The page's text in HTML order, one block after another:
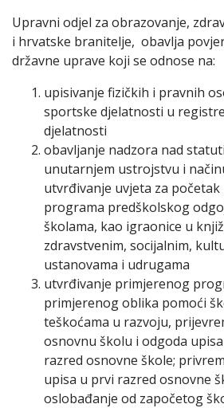
Upravni odjel za obrazovanje,
i hrvatske branitelje, obavlja
državne uprave koji se odnose na:
upisivanje fizičkih i pravnih
sportske djelatnosti u
djelatnosti
obavljanje nadzora nad
unutarnjem ustrojstvu i
utvrđivanje uvjeta za
programa predškolskog
školama, kao igraonice u
zdravstvenim, socijalnim,
ustanovama i udrugama
utvrđivanje primjerenog
primjerenog oblika pomoći
teškoćama u razvoju,
osnovnu školu i odgoda
razred osnovne škole;
upisa u prvi razred osnovne
oslobađanje od započetog